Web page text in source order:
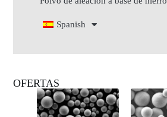
Spanish
OFERTAS